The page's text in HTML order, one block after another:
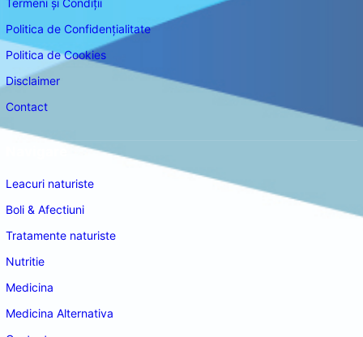
Politica de Confidențialitate
Politica de Cookies
Disclaimer
Contact
Leacuri naturiste
Boli & Afectiuni
Tratamente naturiste
Nutritie
Medicina
Medicina Alternativa